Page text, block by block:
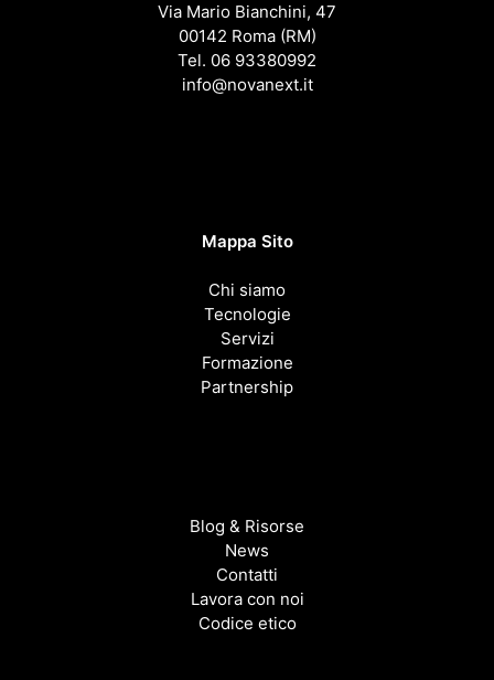
Via Mario Bianchini, 47
00142 Roma (RM)
Tel. 06 93380992
info@novanext.it
Mappa Sito
Chi siamo
Tecnologie
Servizi
Formazione
Partnership
Blog & Risorse
News
Contatti
Lavora con noi
Codice etico